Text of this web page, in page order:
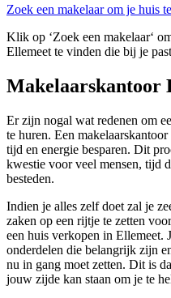
Zoek een makelaar om je huis
Klik op ‘Zoek een makelaar‘
Ellemeet te vinden die bij je
Makelaarskantoor
Er zijn nogal wat redenen om
te huren. Een
tijd en energie besparen. Dit
kwestie voor veel mensen, tijd
besteden.
Indien je alles zelf doet zal je
zaken op een rijtje te zetten
een huis verkopen in Ellemeet.
onderdelen die belangrijk zijn
nu in gang moet zetten. Dit is
jouw zijde kan staan om je te